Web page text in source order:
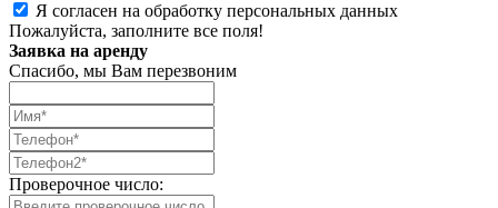
Я согласен на обработку персональных данных
Пожалуйста, заполните все поля!
Заявка на аренду
Спасибо, мы Вам перезвоним
Проверочное число: